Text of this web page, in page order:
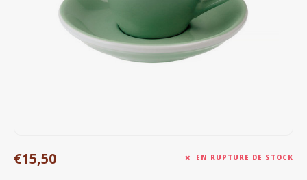
Bouilloires électriques
€15,50 EN RUPTURE DE STOCK